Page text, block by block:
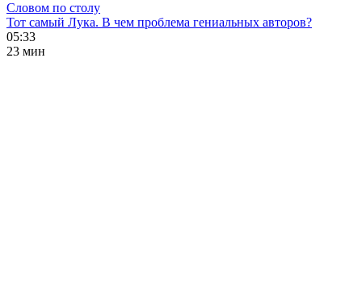
Словом по столу
Тот самый Лука. В чем проблема гениальных авторов?
05:33
23 мин